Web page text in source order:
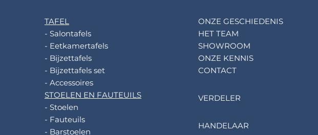
TAFEL
- Salontafels
- Eetkamertafels
- Bijzettafels
- Bijzettafels set
- Accessoires
STOELEN EN FAUTEUILS
- Stoelen
- Fauteuils
- Barstoelen
ONZE GESCHIEDENIS
HET TEAM
SHOWROOM
ONZE KENNIS
CONTACT
VERDELER
HANDELAAR